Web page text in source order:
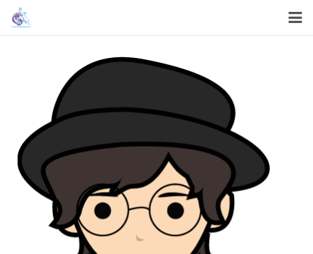
我們的服務
我們的工作
機構資訊